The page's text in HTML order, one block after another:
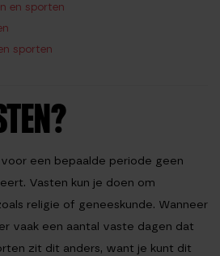
en sporten
sporten
een bepaalde periode geen
Vasten kun je doen om
religie of geneeskunde. Wanneer
vaak een aantal vaste dagen dat
zit dit anders, want je kunt dit